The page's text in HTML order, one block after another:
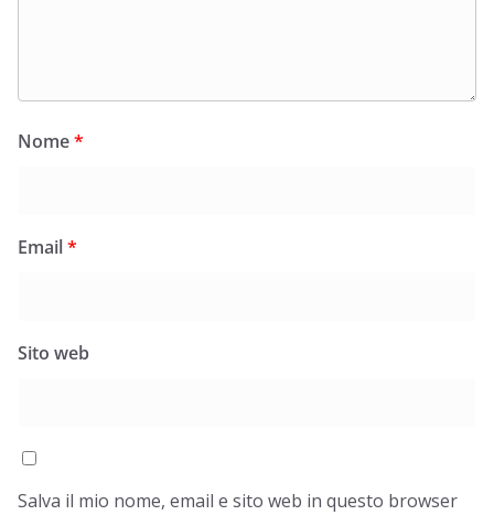
Nome*
Email*
Sito web
Salva il mio nome, email e sito web in questo browser